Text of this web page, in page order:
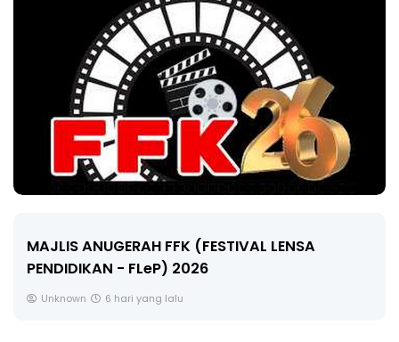
🔴 [LIVE] MATEMATIK SR, WANG
CIKGU ANITA #ALLINONE #141 #...